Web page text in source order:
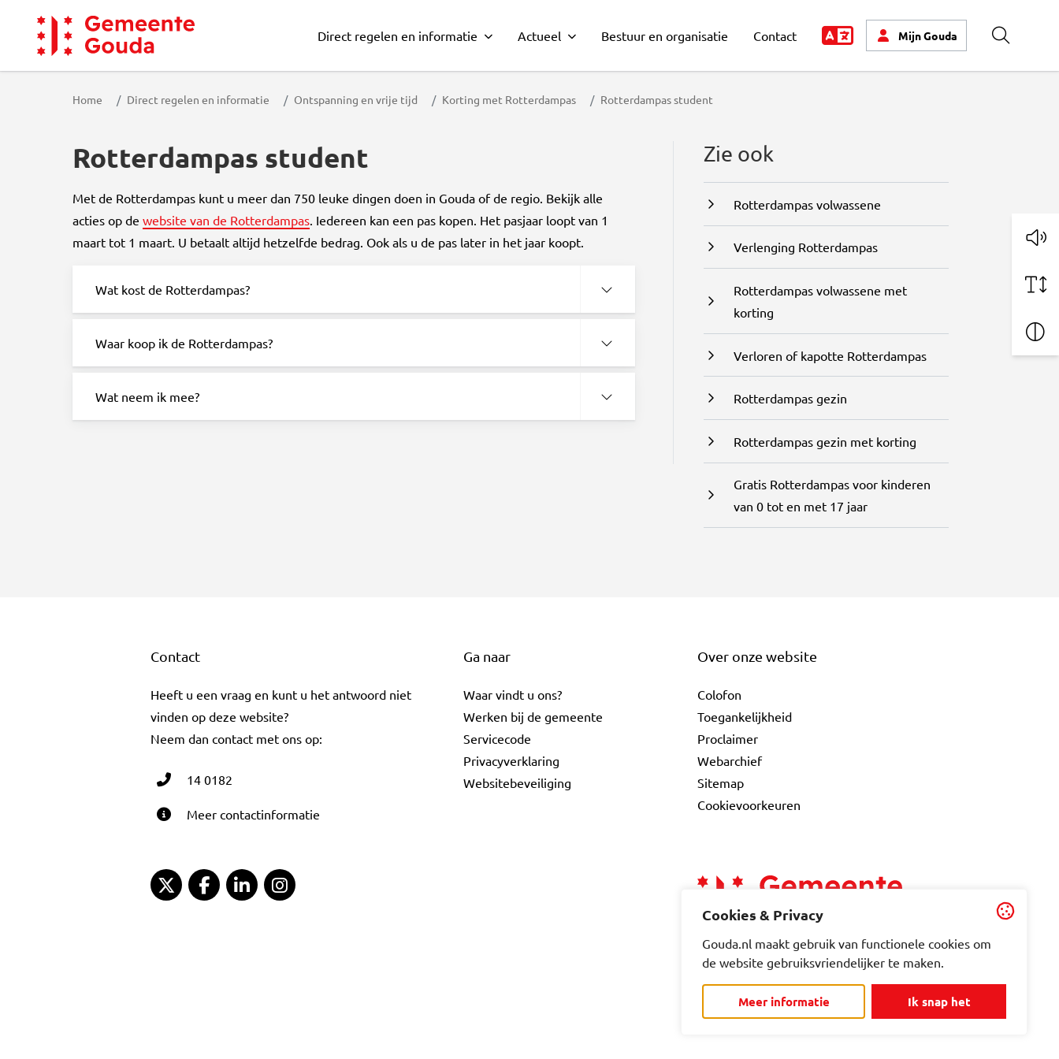
Cookies & Privacy
Gouda.nl maakt gebruik van functionele cookies om
de website gebruiksvriendelijker te maken.
Meer informatie Ik snap het
Gemeente Gouda
Direct regelen en informatie Actueel Bestuur en organisatie Contact MijnGouda Zoeken
Home Direct regelen en informatie Ontspanning en vrije tijd Korting met Rotterdampas Rotterdampas student
Rotterdampas student
Met de Rotterdampas kunt u meer dan 750 leuke dingen doen in Gouda of de regio. Bekijk alle
acties op de website van de Rotterdampas. Iedereen kan een pas kopen. Het pasjaar loopt van 1
maart tot 1 maart. U betaalt altijd hetzelfde bedrag. Ook als u de pas later in het jaar koopt.
Wat kost de Rotterdampas?
Waar koop ik de Rotterdampas?
Wat neem ik mee?
Zie ook
Rotterdampas volwassene
Verlenging Rotterdampas
Rotterdampas volwassene met
korting
Verloren of kapotte Rotterdampas
Rotterdampas gezin
Rotterdampas gezin met korting
Gratis Rotterdampas voor kinderen
van 0 tot en met 17 jaar
Contact
Heeft u een vraag en kunt u het antwoord niet
vinden op deze website?
Neem dan contact met ons op:
14 0182
Meer contactinformatie
Gemeente Gouda Twitter
Gemeente Gouda Facebook
Gemeente Gouda LinkedIn
Ga naar
Waar vindt u ons?
Werken bij de gemeente
Servicecode
Privacyverklaring
Websitebeveiliging
Over onze website
Colofon
Toegankelijkheid
Proclaimer
Webarchief
Sitemap
Cookievoorkeuren